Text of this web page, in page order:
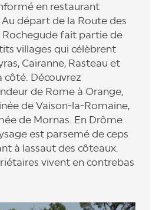
en restaurant
départ de la Route des
Rochegude fait partie de
villages qui célèbrent
Cairanne, Rasteau et
Découvrez
de Rome à Orange,
de Vaison-la-Romaine,
de Mornas. En Drôme
est parsemé de ceps
à lassaut des côteaux.
vivent en contrebas